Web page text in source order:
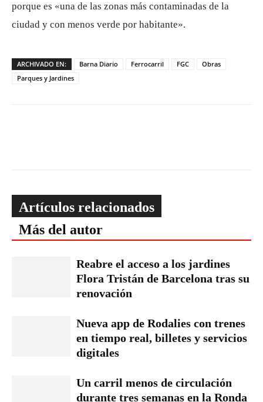
porque es «una de las zonas más contaminadas de la
ciudad y con menos verde por habitante».
ARCHIVADO EN: Barna Diario Ferrocarril FGC
Obras
Parques y Jardines
Artículos relacionados
Más del autor
Reabre el acceso a los jardines
Flora Tristán de Barcelona tras su
renovación
Nueva app de Rodalies con trenes
en tiempo real, billetes y servicios
digitales
Un carril menos de circulación
durante tres semanas en la Ronda